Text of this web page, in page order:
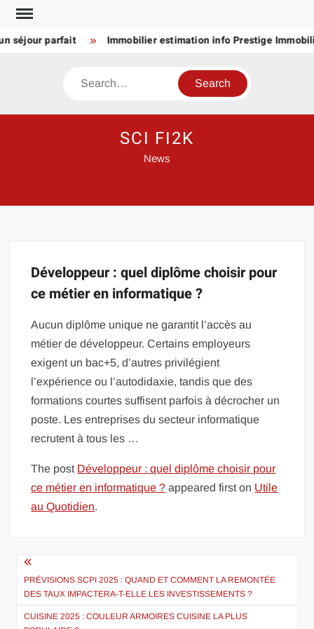
Skip
content
séjour parfait Immobilier estimation info Prestige
Search
SCI FI2K
News
Développeur : quel diplôme choisir pour
ce métier en informatique ?
Aucun diplôme unique ne garantit l’accès au
métier de développeur. Certains employeurs
exigent un bac+5, d’autres privilégient
l’expérience ou l’autodidaxie, tandis que des
formations courtes suffisent parfois à décrocher un
poste. Les entreprises du secteur informatique
recrutent à tous les …
The post Développeur : quel diplôme choisir pour
ce métier en informatique ? appeared first on Utile
au Quotidien.
Navigation
de
l’article
PRÉVISIONS SCPI 2025 : QUAND ET COMMENT LA REMONTÉE
DES TAUX IMPACTERA-T-ELLE LES INVESTISSEMENTS ?
CUISINE 2025 : COULEUR ARMOIRES CUISINE LA PLUS